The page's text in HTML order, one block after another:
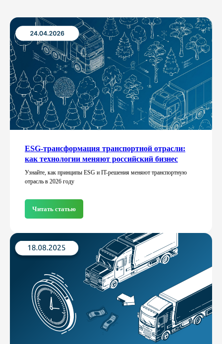
ESG-трансформация транспортной отрасли:
как технологии меняют российский бизнес
Узнайте, как принципы ESG и IT-решения меняют транспортную
отрасль в 2026 году
Читать статью